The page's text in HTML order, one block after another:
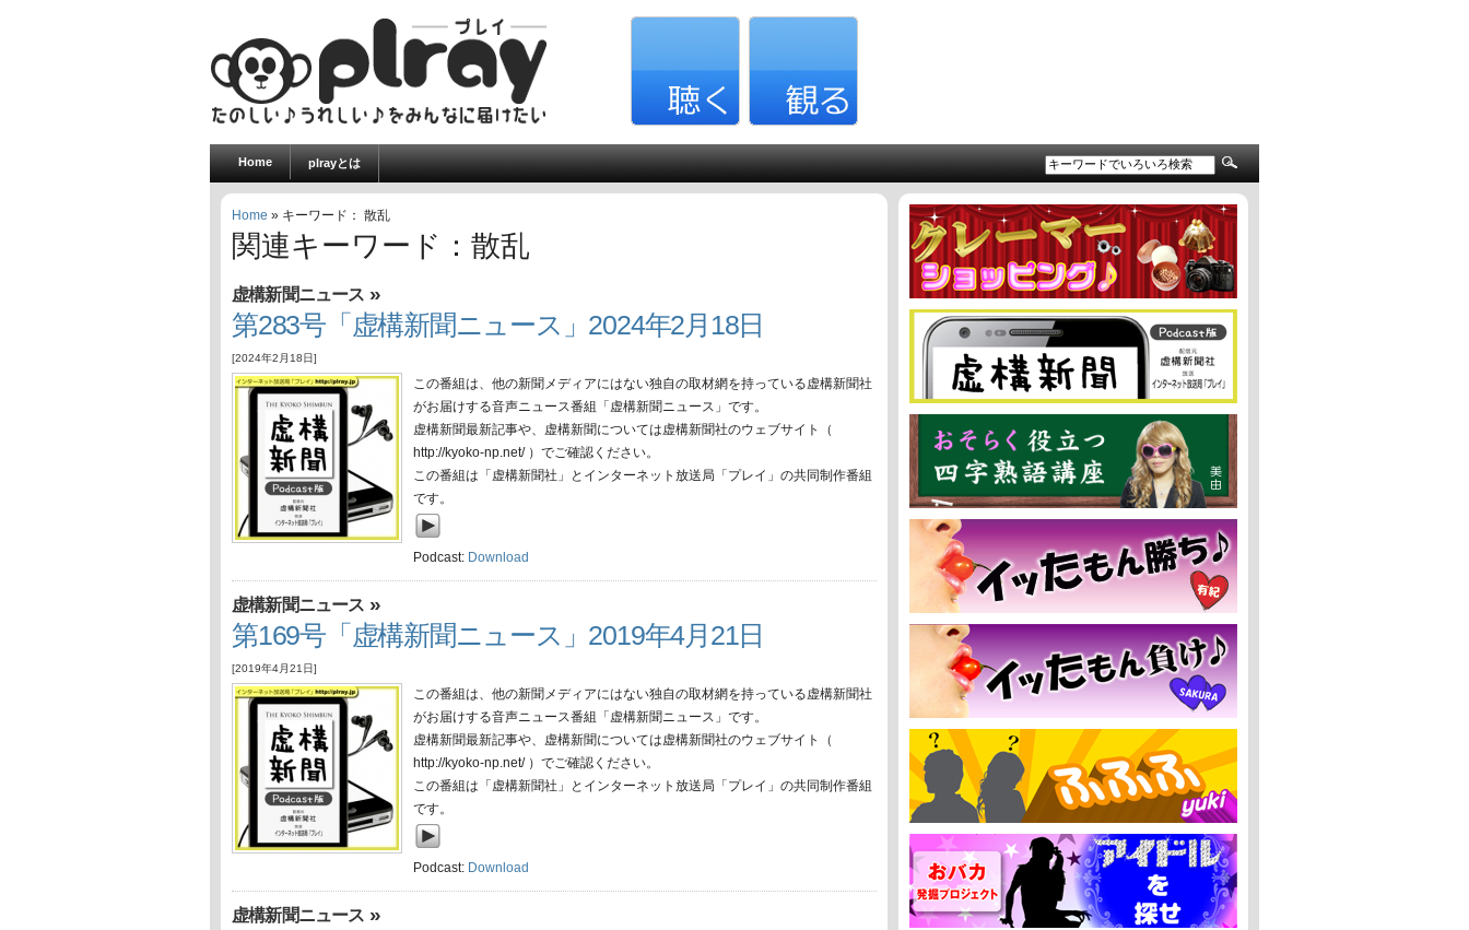
Home plrayとは
Home » キーワード： 散乱
関連キーワード：散乱
虚構新聞ニュース »
第283号「虚構新聞ニュース」2024年2月18日
[2024年2月18日]
この番組は、他の新聞メディアにはない独自の取材網を持っている虚構新聞社
がお届けする音声ニュース番組「虚構新聞ニュース」です。
虚構新聞最新記事や、虚構新聞については虚構新聞社のウェブサイト（
http://kyoko-np.net/ ）でご確認ください。
この番組は「虚構新聞社」とインターネット放送局「プレイ」の共同制作番組
です。
Podcast: Download
虚構新聞ニュース »
第169号「虚構新聞ニュース」2019年4月21日
[2019年4月21日]
この番組は、他の新聞メディアにはない独自の取材網を持っている虚構新聞社
がお届けする音声ニュース番組「虚構新聞ニュース」です。
虚構新聞最新記事や、虚構新聞については虚構新聞社のウェブサイト（
http://kyoko-np.net/ ）でご確認ください。
この番組は「虚構新聞社」とインターネット放送局「プレイ」の共同制作番組
です。
Podcast: Download
虚構新聞ニュース »